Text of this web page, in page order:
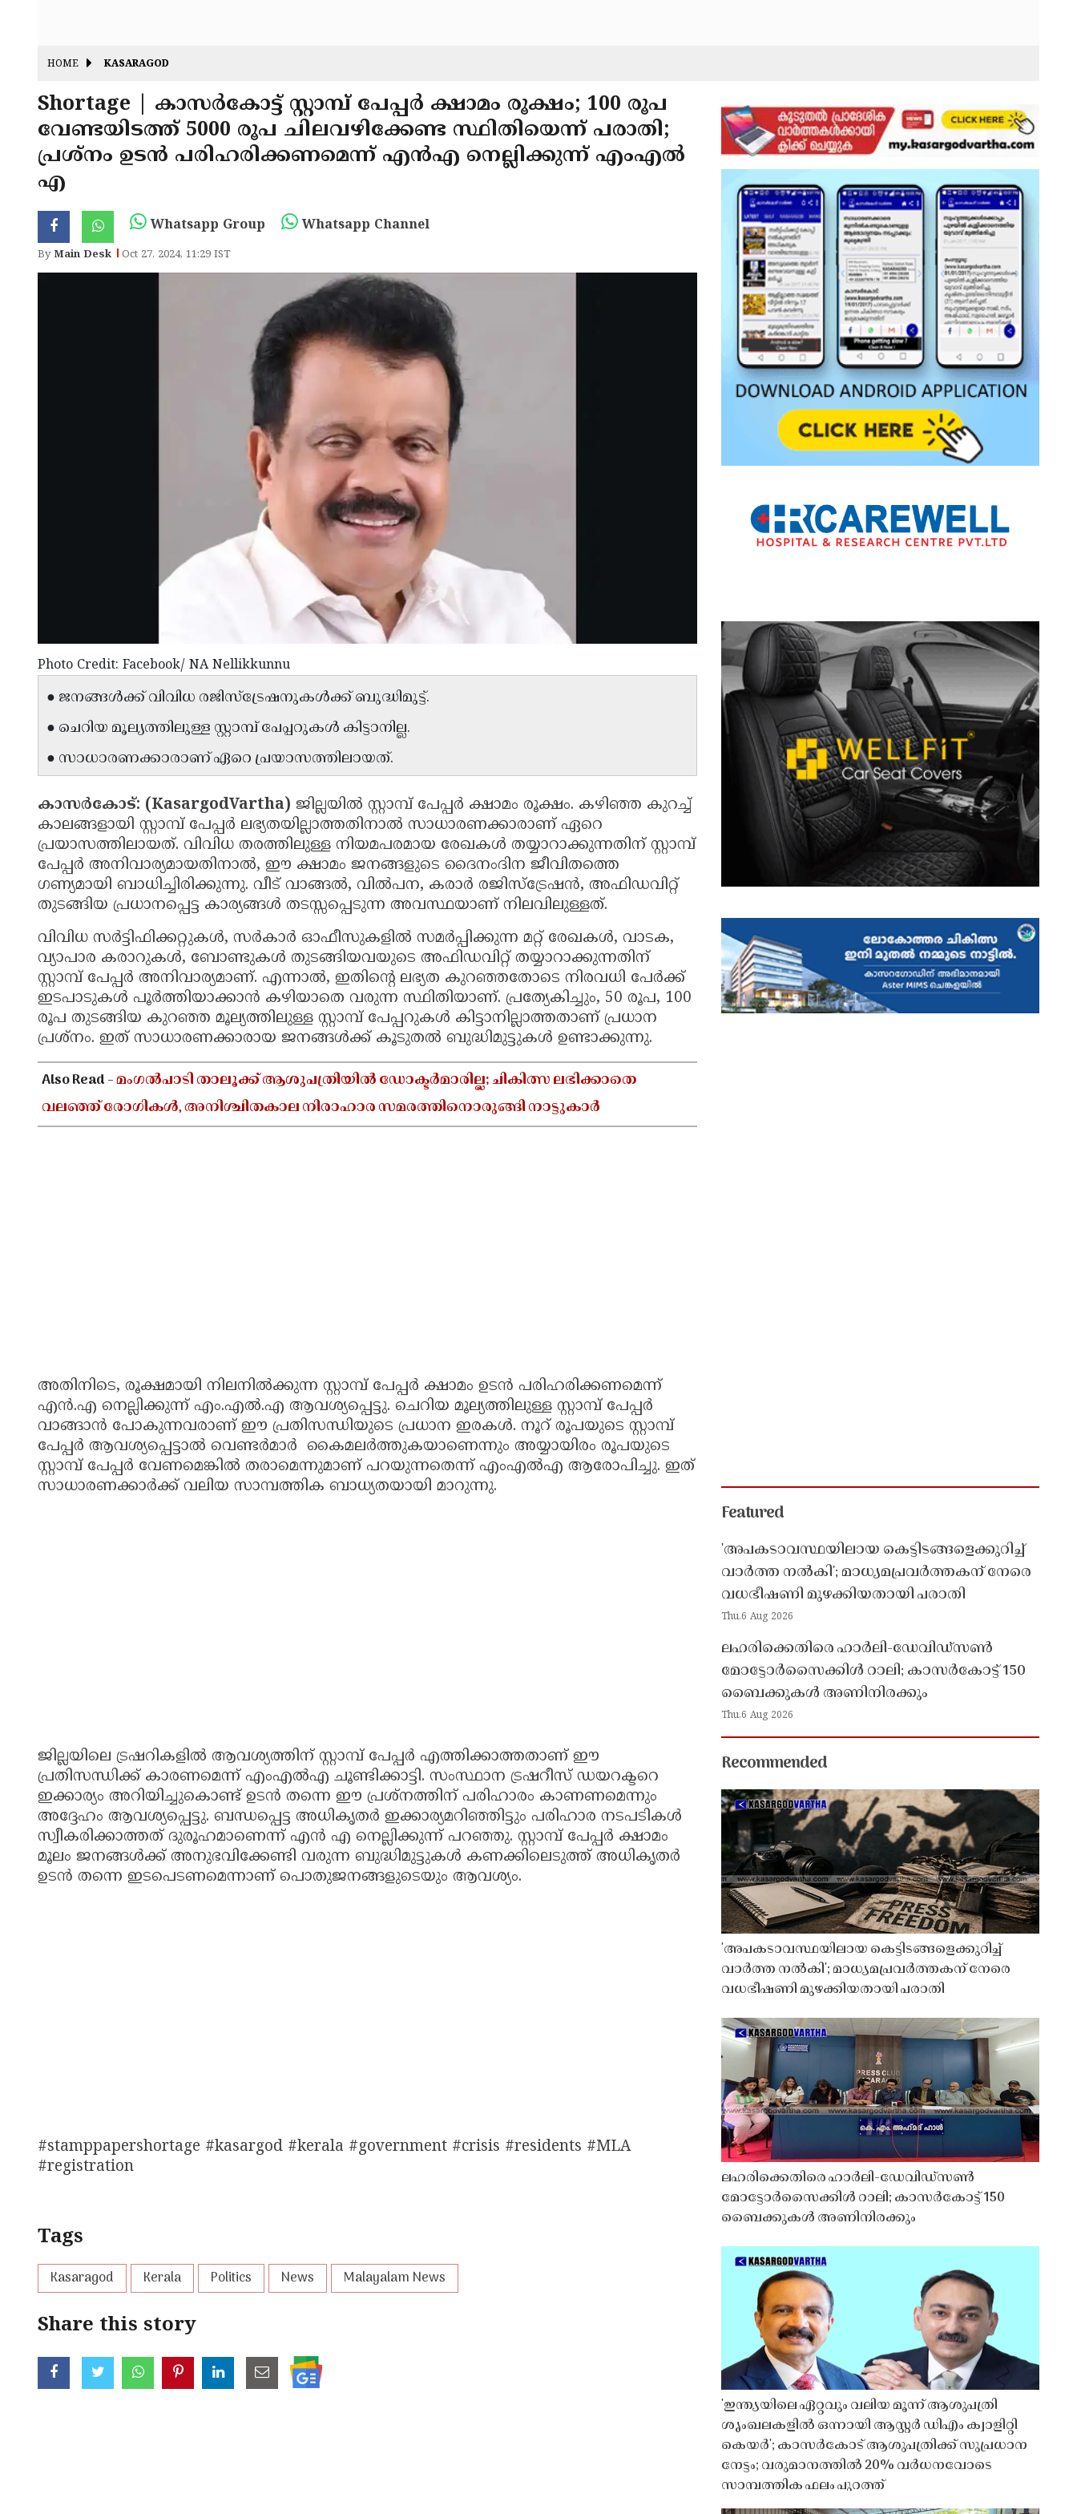
HOME KASARAGOD
Shortage | കാസർകോട്ട് സ്റ്റാമ്പ് പേപ്പർ ക്ഷാമം രൂക്ഷം; 100 രൂപ
വേണ്ടയിടത്ത് 5000 രൂപ ചിലവഴിക്കേണ്ട സ്ഥിതിയെന്ന് പരാതി;
പ്രശ്‌നം ഉടൻ പരിഹരിക്കണമെന്ന് എൻഎ നെല്ലിക്കുന്ന് എംഎൽ
എ
Whatsapp Group Whatsapp Channel
ByMain Desk Oct 27, 2024, 11:29 IST
Photo Credit: Facebook/ NA Nellikkunnu
● ജനങ്ങൾക്ക് വിവിധ രജിസ്ട്രേഷനുകൾക്ക് ബുദ്ധിമുട്ട്.
● ചെറിയ മൂല്യത്തിലുള്ള സ്റ്റാമ്പ് പേപ്പറുകൾ കിട്ടാനില്ല.
● സാധാരണക്കാരാണ് ഏറെ പ്രയാസത്തിലായത്.
കാസർകോട്: (KasargodVartha) ജില്ലയിൽ സ്റ്റാമ്പ് പേപ്പർ ക്ഷാമം രൂക്ഷം. കഴിഞ്ഞ കുറച്ച്
കാലങ്ങളായി സ്റ്റാമ്പ് പേപ്പർ ലഭ്യതയില്ലാത്തതിനാൽ സാധാരണക്കാരാണ് ഏറെ
പ്രയാസത്തിലായത്. വിവിധ തരത്തിലുള്ള നിയമപരമായ രേഖകൾ തയ്യാറാക്കുന്നതിന് സ്റ്റാമ്പ്
പേപ്പർ അനിവാര്യമായതിനാൽ, ഈ ക്ഷാമം ജനങ്ങളുടെ ദൈനംദിന ജീവിതത്തെ
ഗണ്യമായി ബാധിച്ചിരിക്കുന്നു. വീട് വാങ്ങൽ, വിൽപന, കരാർ രജിസ്ട്രേഷൻ, അഫിഡവിറ്റ്
തുടങ്ങിയ പ്രധാനപ്പെട്ട കാര്യങ്ങൾ തടസ്സപ്പെടുന്ന അവസ്ഥയാണ് നിലവിലുള്ളത്.
വിവിധ സർട്ടിഫിക്കറ്റുകൾ, സർകാർ ഓഫീസുകളിൽ സമർപ്പിക്കുന്ന മറ്റ് രേഖകൾ, വാടക,
വ്യാപാര കരാറുകൾ, ബോണ്ടുകൾ തുടങ്ങിയവയുടെ അഫിഡവിറ്റ് തയ്യാറാക്കുന്നതിന്
സ്റ്റാമ്പ് പേപ്പർ അനിവാര്യമാണ്. എന്നാൽ, ഇതിന്റെ ലഭ്യത കുറഞ്ഞതോടെ നിരവധി പേർക്ക്
ഇടപാടുകൾ പൂർത്തിയാക്കാൻ കഴിയാതെ വരുന്ന സ്ഥിതിയാണ്. പ്രത്യേകിച്ചും, 50 രൂപ, 100
രൂപ തുടങ്ങിയ കുറഞ്ഞ മൂല്യത്തിലുള്ള സ്റ്റാമ്പ് പേപ്പറുകൾ കിട്ടാനില്ലാത്തതാണ് പ്രധാന
പ്രശ്നം. ഇത് സാധാരണക്കാരായ ജനങ്ങൾക്ക് കൂടുതൽ ബുദ്ധിമുട്ടുകൾ ഉണ്ടാക്കുന്നു.
Also Read -മംഗൽപാടി താലൂക്ക് ആശുപത്രിയിൽ ഡോക്ടർമാരില്ല; ചികിത്സ ലഭിക്കാതെ
വലഞ്ഞ് രോഗികൾ, അനിശ്ചിതകാല നിരാഹാര സമരത്തിനൊരുങ്ങി നാട്ടുകാർ
അതിനിടെ, രൂക്ഷമായി നിലനിൽക്കുന്ന സ്റ്റാമ്പ് പേപ്പർ ക്ഷാമം ഉടൻ പരിഹരിക്കണമെന്ന്
എൻ.എ നെല്ലിക്കുന്ന് എം.എൽ.എ ആവശ്യപ്പെട്ടു. ചെറിയ മൂല്യത്തിലുള്ള സ്റ്റാമ്പ് പേപ്പർ
വാങ്ങാൻ പോകുന്നവരാണ് ഈ പ്രതിസന്ധിയുടെ പ്രധാന ഇരകൾ. നൂറ് രൂപയുടെ സ്റ്റാമ്പ്
പേപ്പർ ആവശ്യപ്പെട്ടാൽ വെണ്ടർമാർ കൈമലർത്തുകയാണെന്നും അയ്യായിരം രൂപയുടെ
സ്റ്റാമ്പ് പേപ്പർ വേണമെങ്കിൽ തരാമെന്നുമാണ് പറയുന്നതെന്ന് എംഎൽഎ ആരോപിച്ചു. ഇത്
സാധാരണക്കാർക്ക് വലിയ സാമ്പത്തിക ബാധ്യതയായി മാറുന്നു.
ജില്ലയിലെ ട്രഷറികളിൽ ആവശ്യത്തിന് സ്റ്റാമ്പ് പേപ്പർ എത്തിക്കാത്തതാണ് ഈ
പ്രതിസന്ധിക്ക് കാരണമെന്ന് എംഎൽഎ ചൂണ്ടിക്കാട്ടി. സംസ്ഥാന ട്രഷറീസ് ഡയറക്ടറെ
ഇക്കാര്യം അറിയിച്ചുകൊണ്ട് ഉടൻ തന്നെ ഈ പ്രശ്നത്തിന് പരിഹാരം കാണണമെന്നും
അദ്ദേഹം ആവശ്യപ്പെട്ടു. ബന്ധപ്പെട്ട അധികൃതർ ഇക്കാര്യമറിഞ്ഞിട്ടും പരിഹാര നടപടികൾ
സ്വീകരിക്കാത്തത് ദുരൂഹമാണെന്ന് എൻ എ നെല്ലിക്കുന്ന് പറഞ്ഞു. സ്റ്റാമ്പ് പേപ്പർ ക്ഷാമം
മൂലം ജനങ്ങൾക്ക് അനുഭവിക്കേണ്ടി വരുന്ന ബുദ്ധിമുട്ടുകൾ കണക്കിലെടുത്ത് അധികൃതർ
ഉടൻ തന്നെ ഇടപെടണമെന്നാണ് പൊതുജനങ്ങളുടെയും ആവശ്യം.
#stamppapershortage #kasargod #kerala #government #crisis #residents #MLA
#registration
Tags
Kasaragod Kerala Politics News Malayalam News
Share this story
Featured
'അപകടാവസ്ഥയിലായ കെട്ടിടങ്ങളെക്കുറിച്ച്
വാർത്ത നൽകി'; മാധ്യമപ്രവർത്തകന് നേരെ
വധഭീഷണി മുഴക്കിയതായി പരാതി
Thu,6 Aug 2026
ലഹരിക്കെതിരെ ഹാർലി-ഡേവിഡ്‌സൺ
മോട്ടോർസൈക്കിൾ റാലി; കാസർകോട്ട് 150
ബൈക്കുകൾ അണിനിരക്കും
Thu,6 Aug 2026
Recommended
'അപകടാവസ്ഥയിലായ കെട്ടിടങ്ങളെക്കുറിച്ച്
വാർത്ത നൽകി'; മാധ്യമപ്രവർത്തകന് നേരെ
വധഭീഷണി മുഴക്കിയതായി പരാതി
ലഹരിക്കെതിരെ ഹാർലി-ഡേവിഡ്‌സൺ
മോട്ടോർസൈക്കിൾ റാലി; കാസർകോട്ട് 150
ബൈക്കുകൾ അണിനിരക്കും
'ഇന്ത്യയിലെ ഏറ്റവും വലിയ മൂന്ന് ആശുപത്രി
ശൃംഖലകളിൽ ഒന്നായി ആസ്റ്റർ ഡിഎം ക്വാളിറ്റി
കെയർ'; കാസർകോട് ആശുപത്രിക്ക് സുപ്രധാന
നേട്ടം; വരുമാനത്തിൽ 20% വർധനവോടെ
സാമ്പത്തിക ഫലം പുറത്ത്